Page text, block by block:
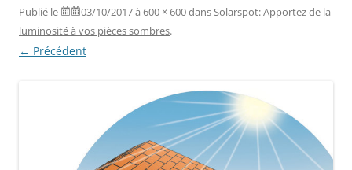
Publié le 03/10/2017à 600 × 600dansSolarspot: Apportez de la
luminosité à vos pièces sombres.
← Précédent